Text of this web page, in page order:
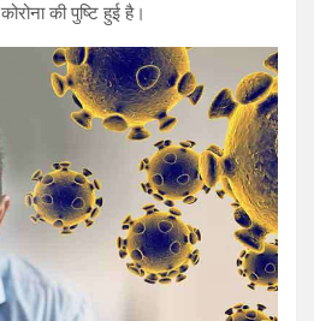
की पुष्टि हुई है।